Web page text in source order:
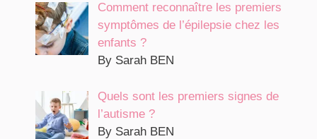
Comment reconnaître les premiers
symptômes de l’épilepsie chez les
enfants ?
By Sarah BEN
Quels sont les premiers signes de
l’autisme ?
By Sarah BEN